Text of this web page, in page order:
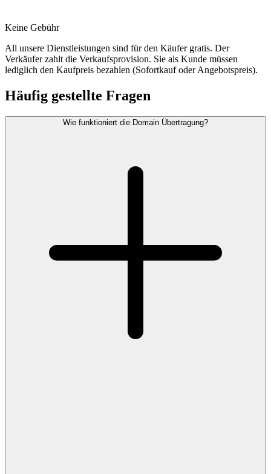
Keine Gebühr
All unsere Dienstleistungen sind für den Käufer gratis. Der
Verkäufer zahlt die Verkaufsprovision. Sie als Kunde müssen
lediglich den Kaufpreis bezahlen (Sofortkauf oder Angebotspreis).
Häufig gestellte Fragen
Wie funktioniert die Domain Übertragung?